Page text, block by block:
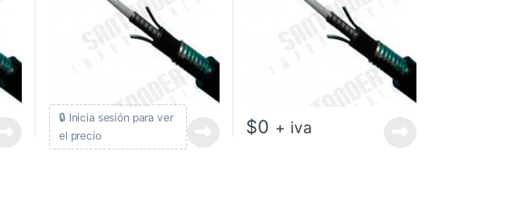
🔒 Inicia sesión para ver
el precio
$0 + iva